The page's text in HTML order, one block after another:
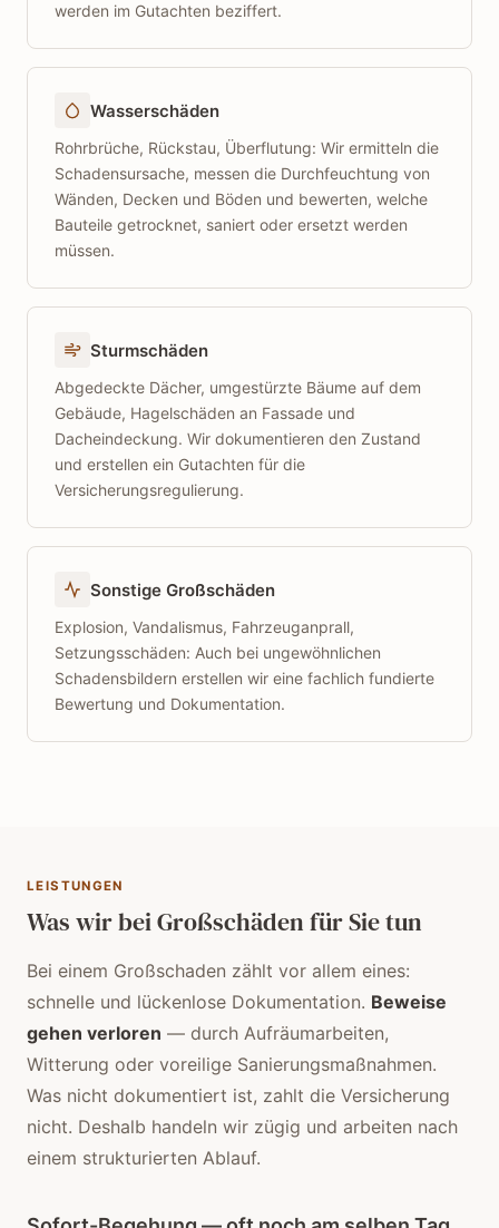
werden im Gutachten beziffert.
Wasserschäden
Rohrbrüche, Rückstau, Überflutung: Wir ermitteln die
Schadensursache, messen die Durchfeuchtung von
Wänden, Decken und Böden und bewerten, welche
Bauteile getrocknet, saniert oder ersetzt werden
müssen.
Sturmschäden
Abgedeckte Dächer, umgestürzte Bäume auf dem
Gebäude, Hagelschäden an Fassade und
Dacheindeckung. Wir dokumentieren den Zustand
und erstellen ein Gutachten für die
Versicherungsregulierung.
Sonstige Großschäden
Explosion, Vandalismus, Fahrzeuganprall,
Setzungsschäden: Auch bei ungewöhnlichen
Schadensbildern erstellen wir eine fachlich fundierte
Bewertung und Dokumentation.
LEISTUNGEN
Was wir bei Großschäden für Sie tun
Bei einem Großschaden zählt vor allem eines:
schnelle und lückenlose Dokumentation. Beweise
gehen verloren — durch Aufräumarbeiten,
Witterung oder voreilige Sanierungsmaßnahmen.
Was nicht dokumentiert ist, zahlt die Versicherung
nicht. Deshalb handeln wir zügig und arbeiten nach
einem strukturierten Ablauf.